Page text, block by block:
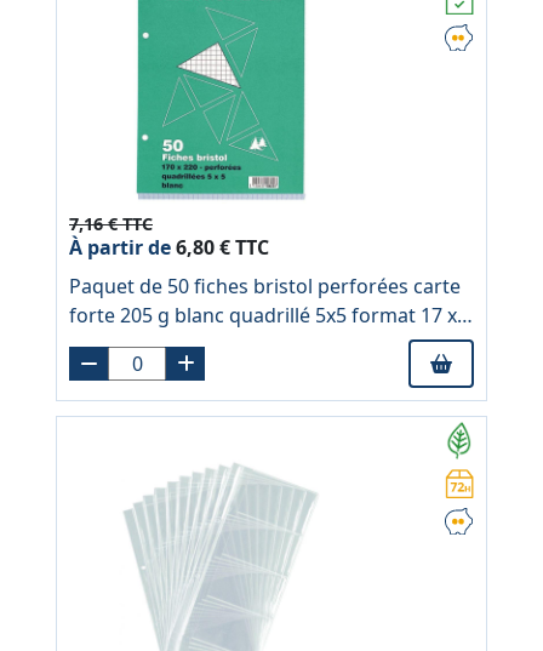
7,16 € TTC
À partir de6,80 € TTC
Paquet de 50 fiches bristol perforées carte
forte 205 g blanc quadrillé 5x5 format 17 x
22 cm